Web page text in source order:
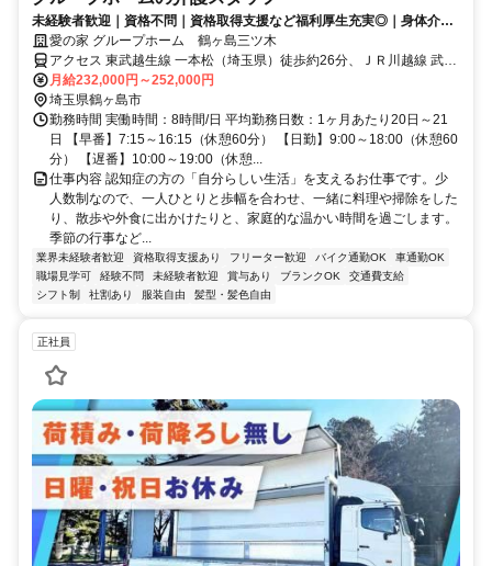
未経験者歓迎｜資格不問｜資格取得支援など福利厚生充実◎｜身体介助
少なめ（対話が中心）
愛の家 グループホーム 鶴ヶ島三ツ木
アクセス 東武越生線 一本松（埼玉県）徒歩約26分、ＪＲ川越線 武蔵
高萩北口徒歩約37分、東武越生線 西大家徒歩約37分 国道407号線、
圏央鶴ヶ島入口すぐそば
月給232,000円～252,000円
埼玉県鶴ヶ島市
勤務時間 実働時間：8時間/日 平均勤務日数：1ヶ月あたり20日～21
日 【早番】7:15～16:15（休憩60分） 【日勤】9:00～18:00（休憩60
分） 【遅番】10:00～19:00（休憩...
仕事内容 認知症の方の「自分らしい生活」を支えるお仕事です。少
人数制なので、一人ひとりと歩幅を合わせ、一緒に料理や掃除をした
り、散歩や外食に出かけたりと、家庭的な温かい時間を過ごします。
季節の行事など...
業界未経験者歓迎 資格取得支援あり フリーター歓迎 バイク通勤OK
車通勤OK
職場見学可
経験不問 未経験者歓迎 賞与あり ブランクOK
交通費支給
シフト制
社割あり 服装自由 髪型・髪色自由
正社員